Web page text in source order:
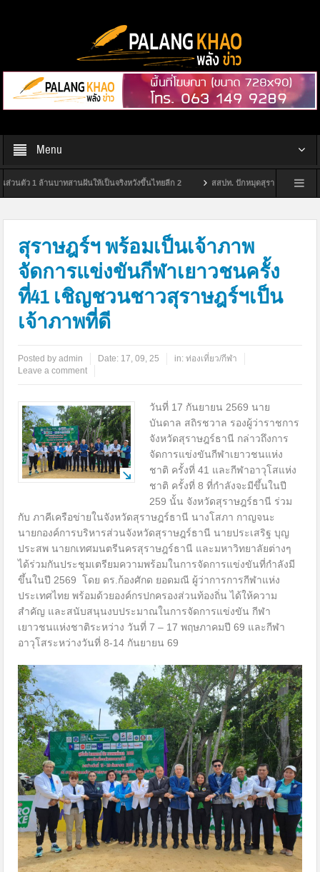
Menu
านบาทสานฝันให้เป็นจริงหวังขึ้นไทยลีก 2 สสปท. ปักหมุดสุราษฎร์ฯ ยกระดับ
สุราษฎร์ฯ พร้อมเป็นเจ้าภาพ
จัดการแข่งขันกีฬาเยาวชนครั้ง
ที่41 เชิญชวนชาวสุราษฎร์ฯเป็น
เจ้าภาพที่ดี
Posted byadmin Date: 17, 09, 25 in:ท่องเที่ยว/กีฬา
Leave a comment
วันที่ 17 กันยายน 2569 นาย
บันดาล สถิรชวาล รองผู้ว่าราชการ
จังหวัดสุราษฎร์ธานี กล่าวถึงการ
จัดการแข่งขันกีฬาเยาวชนแห่ง
ชาติ ครั้งที่ 41 และกีฬาอาวุโสแห่ง
ชาติ ครั้งที่ 8 ที่กำลังจะมีขึ้นในปี
259 นั้น จังหวัดสุราษฎร์ธานี ร่วม
กับ ภาคีเครือข่ายในจังหวัดสุราษฎร์ธานี นางโสภา กาญจนะ
นายกองค์การบริหารส่วนจังหวัดสุราษฎร์ธานี นายประเสริฐ บุญ
ประสพ นายกเทศมนตรีนครสุราษฎร์ธานี และมหาวิทยาลัยต่างๆ
ได้ร่วมกันประชุมเตรียมความพร้อมในการจัดการแข่งขันที่กำลังมี
ขึ้นในปี 2569 โดย ดร.ก้องศักด ยอดมณี ผู้ว่าการการกีฬาแห่ง
ประเทศไทย พร้อมด้วยองค์กรปกครองส่วนท้องถิ่น ได้ให้ความ
สำคัญ และสนับสนุนงบประมาณในการจัดการแข่งขัน กีฬา
เยาวชนแห่งชาติระหว่าง วันที่ 7 – 17 พฤษภาคมปี 69 และกีฬา
อาวุโสระหว่างวันที่ 8-14 กันยายน 69